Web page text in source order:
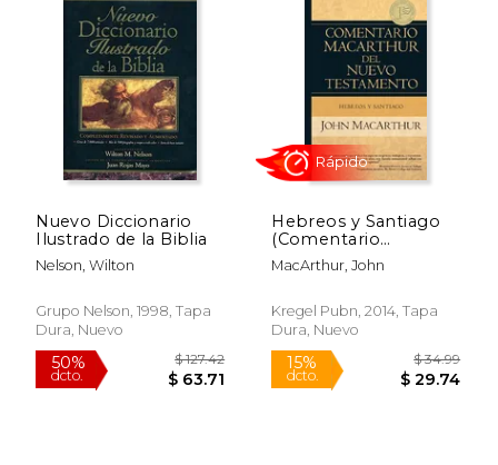
Nuevo Diccionario
Ilustrado de la Biblia
Nelson, Wilton
Grupo Nelson, 1998, Tapa
Dura, Nuevo
Hebreos y Santiago
(Comentario
Macarthur del Neuvo
Testamento
MacArthur, John
Kregel Pubn, 2014, Tapa
Dura, Nuevo